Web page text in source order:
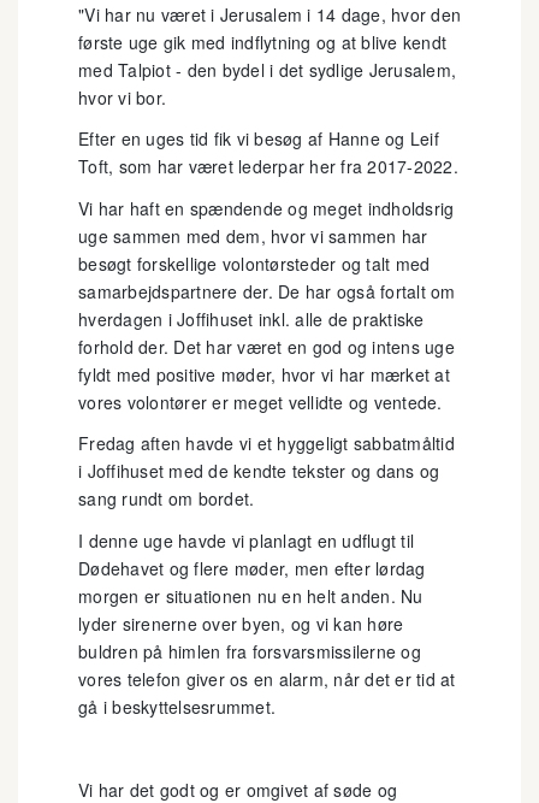
"Vi har nu været i Jerusalem i 14 dage, hvor den
første uge gik med indflytning og at blive kendt
med Talpiot - den bydel i det sydlige Jerusalem,
hvor vi bor.
Efter en uges tid fik vi besøg af Hanne og Leif
Toft, som har været lederpar her fra 2017-2022.
Vi har haft en spændende og meget indholdsrig
uge sammen med dem, hvor vi sammen har
besøgt forskellige volontørsteder og talt med
samarbejdspartnere der. De har også fortalt om
hverdagen i Joffihuset inkl. alle de praktiske
forhold der. Det har været en god og intens uge
fyldt med positive møder, hvor vi har mærket at
vores volontører er meget vellidte og ventede.
Fredag aften havde vi et hyggeligt sabbatmåltid
i Joffihuset med de kendte tekster og dans og
sang rundt om bordet.
I denne uge havde vi planlagt en udflugt til
Dødehavet og flere møder, men efter lørdag
morgen er situationen nu en helt anden. Nu
lyder sirenerne over byen, og vi kan høre
buldren på himlen fra forsvarsmissilerne og
vores telefon giver os en alarm, når det er tid at
gå i beskyttelsesrummet.
Vi har det godt og er omgivet af søde og